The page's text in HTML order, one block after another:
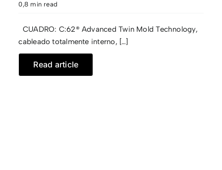
CONTACTO
0,8 min read
CUADRO: C:62® Advanced Twin Mold Technology,
cableado totalmente interno, […]
Read article